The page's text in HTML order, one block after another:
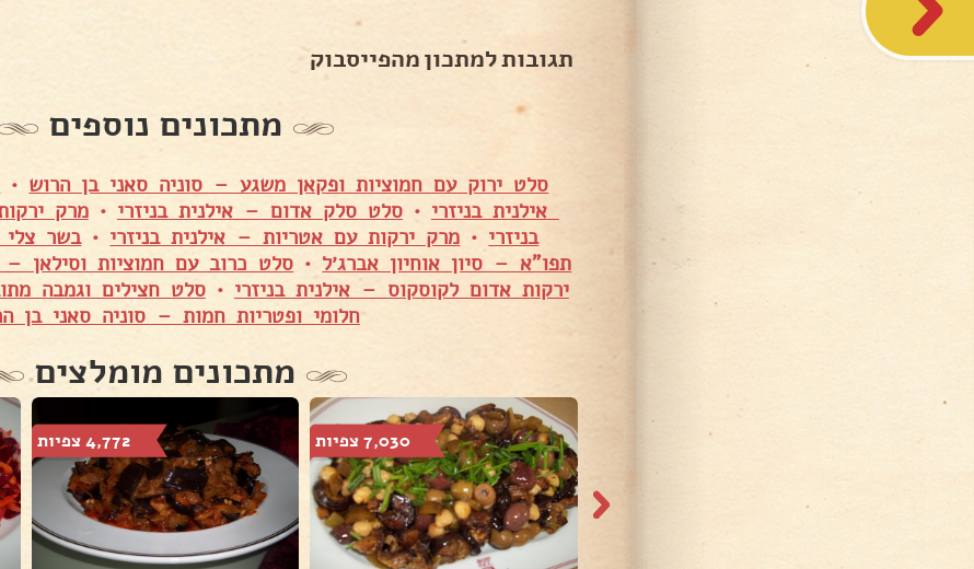
תגובות למתכון מהפייסבוק
מתכונים נוספים
סלט ירוק עם חמוציות ופקאן משגע – סוניה סאני בן הרוש •
אילנית בניזרי •סלט סלק אדום – אילנית בניזרי •מרק
בניזרי • מרק ירקות עם אטריות – אילנית בניזרי •
תפו"א – סיון אוחיון אברג׳ל • סלט כרוב עם חמוציות וסילאן –
ירקות אדום לקוסקוס – אילנית בניזרי •סלט חצילים וגמבה
חלומי ופטריות חמות – סוניה סאני בן
מתכונים מומלצים
7,030 צפיות 4,772 צפיות